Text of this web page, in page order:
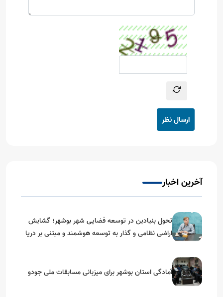
ارسال نظر
آخرین اخبار
تحول بنیادین در توسعه فضایی شهر بوشهر؛ گشایش
اراضی نظامی و گذار به توسعه هوشمند و مبتنی بر دریا
آمادگی استان بوشهر برای میزبانی مسابقات ملی جودو